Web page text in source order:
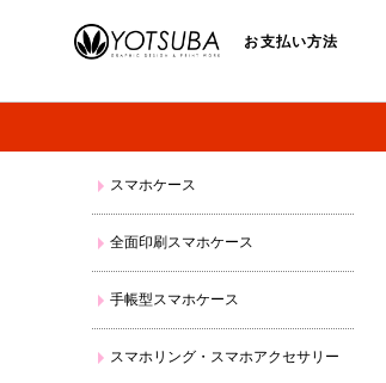
お支払い方法
スマホケース
全面印刷スマホケース
手帳型スマホケース
スマホリング・スマホアクセサリー